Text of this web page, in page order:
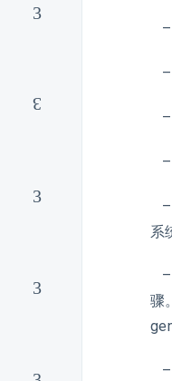
–
–
–
–
–
系
–
骤
–